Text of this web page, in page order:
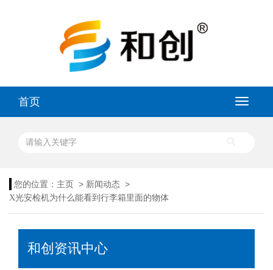
首页
您的位置： 主页 > 新闻动态 >
X光安检机为什么能看到行李箱里面的物体
和创资讯中心